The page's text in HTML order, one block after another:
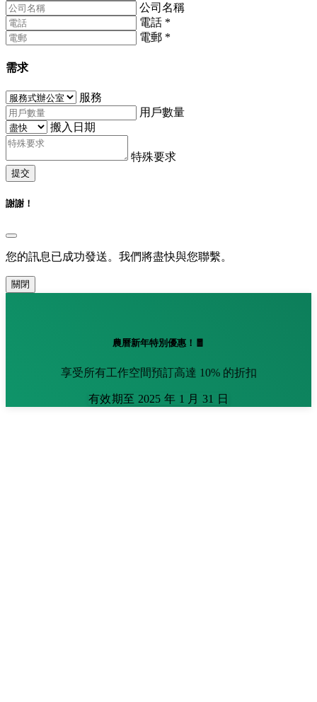
公司名稱
電話 *
電郵 *
需求
服務
用戶數量
搬入日期
特殊要求
提交
謝謝！
您的訊息已成功發送。我們將盡快與您聯繫。
關閉
農曆新年特別優惠！🧧
享受所有工作空間預訂高達 10% 的折扣
有效期至 2025 年 1 月 31 日